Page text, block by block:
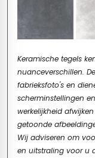
Keramische tegels
nuanceverschillen.
fabrieksfoto's en
scherminstellingen
werkelijkheid
getoonde
Wij adviseren om
en uitstraling voor u